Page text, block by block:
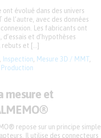
Inspection Mesure 3D / MMT
Production
évolué dans des univers
de l’autre, avec des données
Les fabricants ont
et d’hypothèses
rebuts et […]
mesure et
repose sur un principe simple
Il utilise des connecteurs